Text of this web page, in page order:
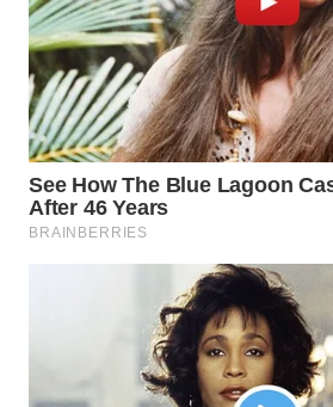
WN
BINTAN
WN
MANDALIKA
WN
LIKUPANG
WN